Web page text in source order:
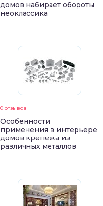
домов набирает обороты
неоклассика
0 отзывов
Особенности
применения в интерьере
домов крепежа из
различных металлов